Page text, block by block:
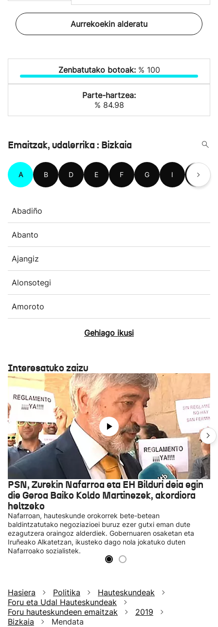
Aurrekoekin alderatu
Zenbatutako botoak: % 100
Parte-hartzea:
% 84.98
Emaitzak, udalerrika : Bizkaia
A B D E F G I J
Abadiño
Abanto
Ajangiz
Alonsotegi
Amoroto
Gehiago ikusi
Interesatuko zaizu
PSN, Zurekin Nafarroa eta EH Bilduri deia egin
die Geroa Baiko Koldo Martinezek, akordiora
heltzeko
Nafarroan, hauteskunde orokorrek bete-betean
baldintzatutako negoziazioei buruz ezer gutxi eman dute
ezagutzera oraingoz alderdiek. Gobernuaren osaketan eta
Iruñeako Alkatetzan, ikusteko dago nola jokatuko duten
Nafarroako sozialistek.
Hasiera Politika
Hauteskundeak
Foru eta Udal Hauteskundeak
Foru hauteskundeen emaitzak
2019
Bizkaia
Mendata